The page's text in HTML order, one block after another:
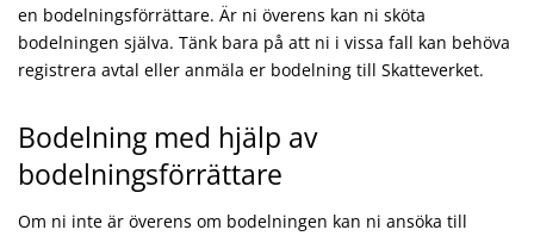
en bodelningsförrättare. Är ni överens kan ni sköta
bodelningen själva. Tänk bara på att ni i vissa fall kan behöva
registrera avtal eller anmäla er bodelning till Skatteverket.
Bodelning med hjälp av
bodelningsförrättare
Om ni inte är överens om bodelningen kan ni ansöka till